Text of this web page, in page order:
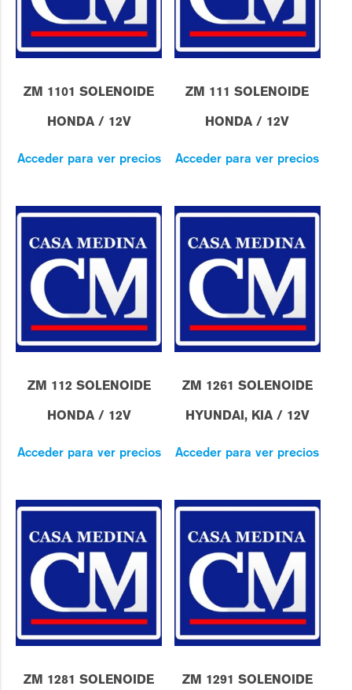
ZM 1101 SOLENOIDE
HONDA / 12V
Acceder para ver precios
ZM 111 SOLENOIDE
HONDA / 12V
Acceder para ver precios
ZM 112 SOLENOIDE
HONDA / 12V
Acceder para ver precios
ZM 1261 SOLENOIDE
HYUNDAI, KIA / 12V
Acceder para ver precios
ZM 1281 SOLENOIDE ZM 1291 SOLENOIDE